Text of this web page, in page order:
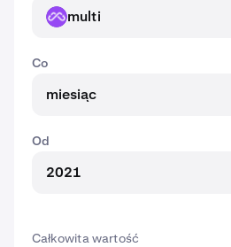
MULTI multi
Co
miesiąc
Od
2021
Całkowita wartość